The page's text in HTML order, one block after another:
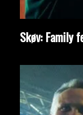
Skøv: Family